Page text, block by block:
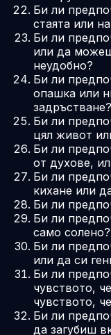
Би ли
стаята или
Би ли
или да
неудобно?
Би ли
опашка или
задръстване?
Би ли
цял живот
Би ли
от духове,
Би ли
кихане или
Би ли
Би ли
само солено?
Би ли
или да си
Би ли
чувството,
чувството,
Би ли
да загубиш